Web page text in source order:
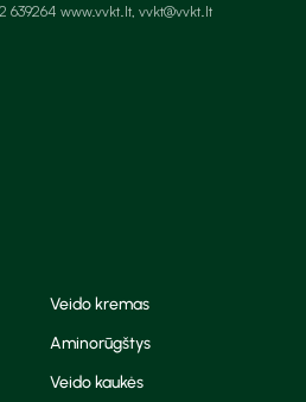
www.vvkt.lt, vvkt@vvkt.lt
Veido kremas
Aminorūgštys
Veido kaukės